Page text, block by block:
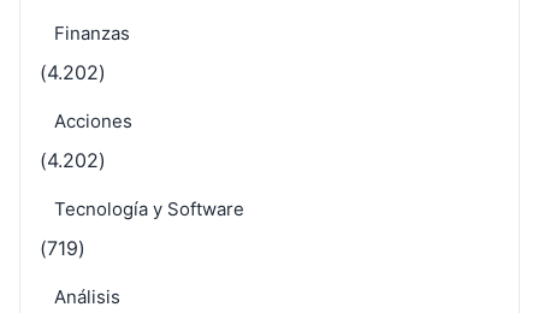
Finanzas
(4.202)
Acciones
(4.202)
Tecnología y Software
(719)
Análisis